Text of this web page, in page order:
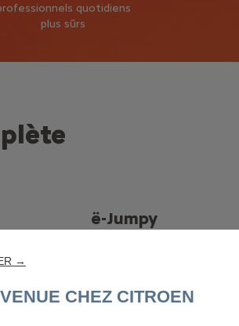
quotidiens
plus sûrs
ë-Jumpy
→
CHEZ CITROEN